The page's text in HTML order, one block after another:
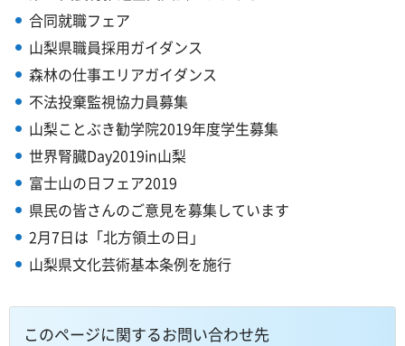
合同就職フェア
山梨県職員採用ガイダンス
森林の仕事エリアガイダンス
不法投棄監視協力員募集
山梨ことぶき勧学院2019年度学生募集
世界腎臓Day2019in山梨
富士山の日フェア2019
県民の皆さんのご意見を募集しています
2月7日は「北方領土の日」
山梨県文化芸術基本条例を施行
このページに関するお問い合わせ先